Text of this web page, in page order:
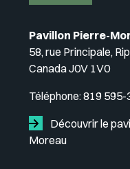
Pavillon Pierre-
58, rue Principale,
Canada J0V 1V0
Téléphone:819 595-
Découvrir le
Moreau